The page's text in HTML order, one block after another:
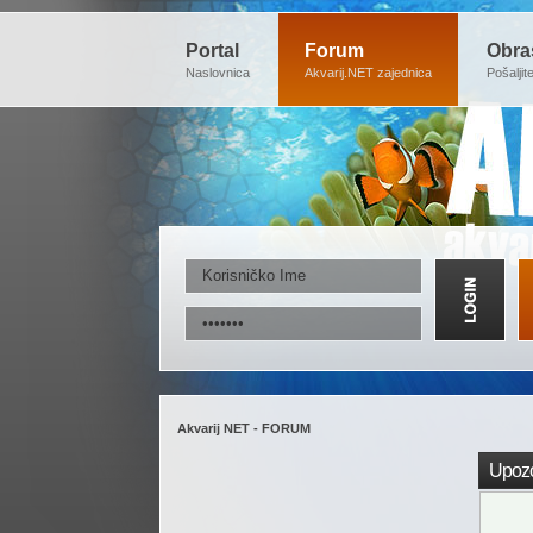
Portal
Naslovnica
Forum
Akvarij.NET zajednica
Akvarij NET - FORUM